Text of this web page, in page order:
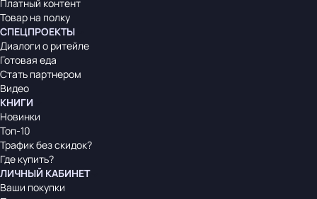
Платный контент
Товар на полку
СПЕЦПРОЕКТЫ
Диалоги о ритейле
Готовая еда
Стать партнером
Видео
КНИГИ
Новинки
Топ-10
Трафик без скидок?
Где купить?
ЛИЧНЫЙ КАБИНЕТ
Ваши покупки